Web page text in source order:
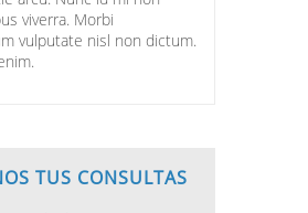
viverra. Morbi
vulputate nisl non dictum.
TUS CONSULTAS